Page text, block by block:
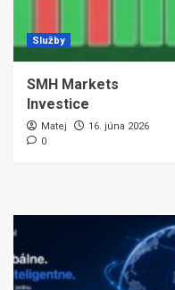
Služby
SMH Markets
Investice
Matej
16. júna 2026
0